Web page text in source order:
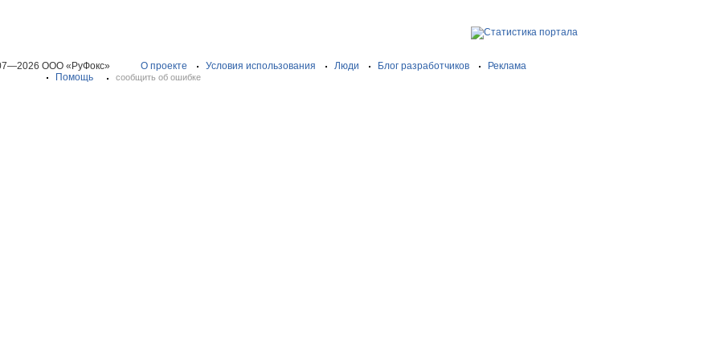
ООО «РуФокс» О проекте Условия использования Люди Блог разработчиков
Реклама
Помощь
сообщить об ошибке